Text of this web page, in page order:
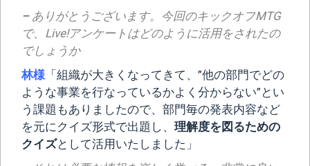
– ありがとうございます。今回のキックオフMTG
で、Live!アンケートはどのように活用をされたの
でしょうか
林様 「組織が大きくなってきて、”他の部門でどの
ような事業を行なっているかよく分からない”とい
う課題もありましたので、部門毎の発表内容など
を元にクイズ形式で出題し、 理解度を図るための
クイズとして活用いたしました」